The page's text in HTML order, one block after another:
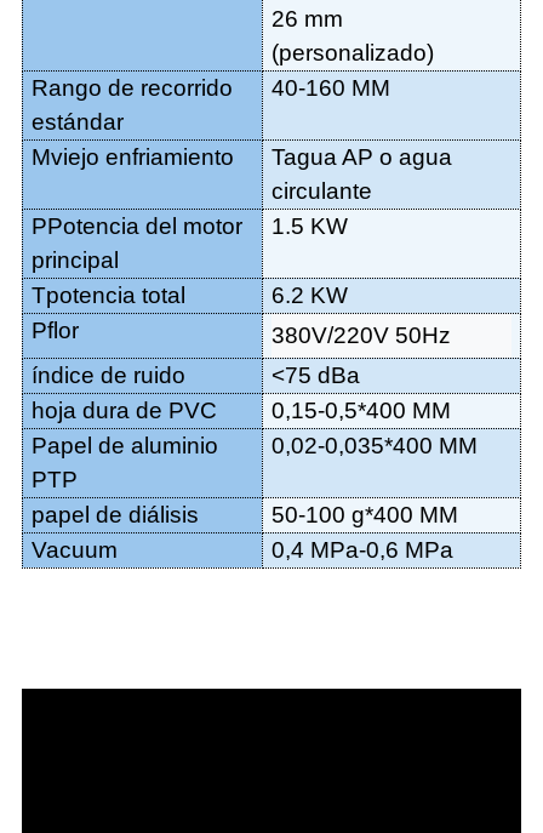
26 mm
(personalizado)
Rango de recorrido
estándar
40-160 MM
Mviejo enfriamiento Tagua AP o agua
circulante
PPotencia del motor
principal
1.5 KW
Tpotencia total 6.2 KW
Pflor
380V/220V 50Hz
índice de ruido
<75 dBa
hoja dura de PVC
0,15-0,5*400 MM
Papel de aluminio
PTP
0,02-0,035*400 MM
papel de diálisis 50-100 g*400 MM
Vacuum 0,4 MPa-0,6 MPa